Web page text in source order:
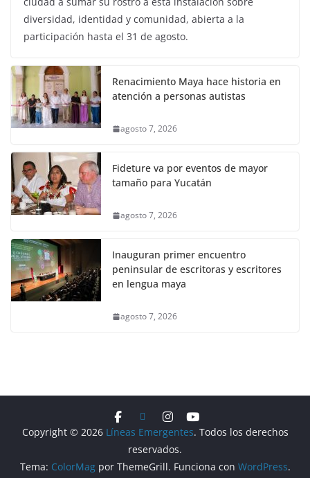
diversidad, identidad y comunidad, abierta a la
participación hasta el 31 de agosto.
Renacimiento Maya hace historia en
atención a personas autistas
agosto 7, 2026
Fideture va por eventos de mayor
tamaño para Yucatán
agosto 7, 2026
Inauguran primer encuentro
peninsular de escritoras y escritores
en lengua maya
agosto 7, 2026
Copyright © 2026 Líneas Emergentes. Todos los derechos
reservados.
Tema: ColorMagpor ThemeGrill. Funciona con WordPress.